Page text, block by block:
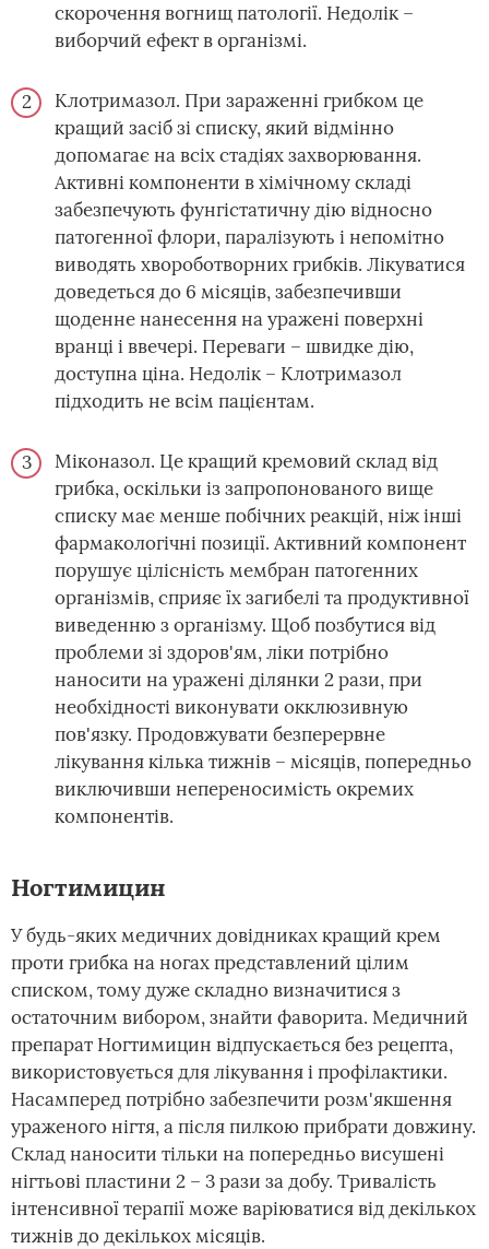
скорочення вогнищ патології. Недолік –
виборчий ефект в організмі.
Клотримазол. При зараженні грибком це
кращий засіб зі списку, який відмінно
допомагає на всіх стадіях захворювання.
Активні компоненти в хімічному складі
забезпечують фунгістатичну дію відносно
патогенної флори, паралізують і непомітно
виводять хвороботворних грибків. Лікуватися
доведеться до 6 місяців, забезпечивши
щоденне нанесення на уражені поверхні
вранці і ввечері. Переваги – швидке дію,
доступна ціна. Недолік – Клотримазол
підходить не всім пацієнтам.
Міконазол. Це кращий кремовий склад від
грибка, оскільки із запропонованого вище
списку має менше побічних реакцій, ніж інші
фармакологічні позиції. Активний компонент
порушує цілісність мембран патогенних
організмів, сприяє їх загибелі та продуктивної
виведенню з організму. Щоб позбутися від
проблеми зі здоров'ям, ліки потрібно
наносити на уражені ділянки 2 рази, при
необхідності виконувати окклюзивную
пов'язку. Продовжувати безперервне
лікування кілька тижнів – місяців, попередньо
виключивши непереносимість окремих
компонентів.
Ногтимицин
У будь-яких медичних довідниках кращий крем
проти грибка на ногах представлений цілим
списком, тому дуже складно визначитися з
остаточним вибором, знайти фаворита. Медичний
препарат Ногтимицин відпускається без рецепта,
використовується для лікування і профілактики.
Насамперед потрібно забезпечити розм'якшення
ураженого нігтя, а після пилкою прибрати довжину.
Склад наносити тільки на попередньо висушені
нігтьові пластини 2 – 3 рази за добу. Тривалість
інтенсивної терапії може варіюватися від декількох
тижнів до декількох місяців.